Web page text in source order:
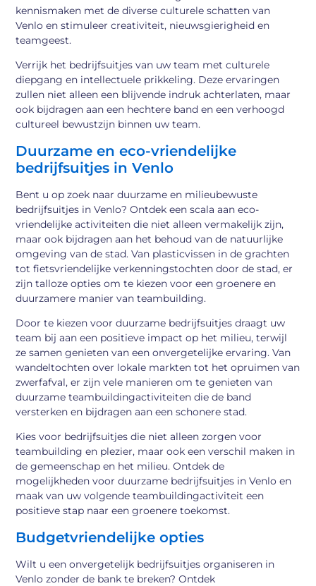
kennismaken met de diverse culturele schatten van
Venlo en stimuleer creativiteit, nieuwsgierigheid en
teamgeest.
Verrijk het bedrijfsuitjes van uw team met culturele
diepgang en intellectuele prikkeling. Deze ervaringen
zullen niet alleen een blijvende indruk achterlaten, maar
ook bijdragen aan een hechtere band en een verhoogd
cultureel bewustzijn binnen uw team.
Duurzame en eco-vriendelijke
bedrijfsuitjes in Venlo
Bent u op zoek naar duurzame en milieubewuste
bedrijfsuitjes in Venlo? Ontdek een scala aan eco-
vriendelijke activiteiten die niet alleen vermakelijk zijn,
maar ook bijdragen aan het behoud van de natuurlijke
omgeving van de stad. Van plasticvissen in de grachten
tot fietsvriendelijke verkenningstochten door de stad, er
zijn talloze opties om te kiezen voor een groenere en
duurzamere manier van teambuilding.
Door te kiezen voor duurzame bedrijfsuitjes draagt uw
team bij aan een positieve impact op het milieu, terwijl
ze samen genieten van een onvergetelijke ervaring. Van
wandeltochten over lokale markten tot het opruimen van
zwerfafval, er zijn vele manieren om te genieten van
duurzame teambuildingactiviteiten die de band
versterken en bijdragen aan een schonere stad.
Kies voor bedrijfsuitjes die niet alleen zorgen voor
teambuilding en plezier, maar ook een verschil maken in
de gemeenschap en het milieu. Ontdek de
mogelijkheden voor duurzame bedrijfsuitjes in Venlo en
maak van uw volgende teambuildingactiviteit een
positieve stap naar een groenere toekomst.
Budgetvriendelijke opties
Wilt u een onvergetelijk bedrijfsuitjes organiseren in
Venlo zonder de bank te breken? Ontdek